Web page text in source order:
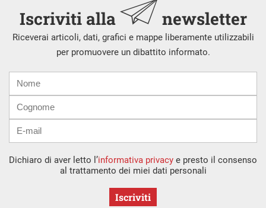
Iscriviti alla newsletter
Riceverai articoli, dati, grafici e mappe liberamente utilizzabili
per promuovere un dibattito informato.
mail
Dichiaro di aver letto l’informativa privacy e presto il consenso
al trattamento dei miei dati personali
Iscriviti